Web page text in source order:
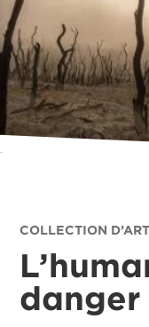
COLLECTION
danger